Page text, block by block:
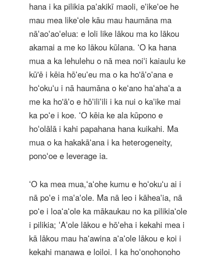
hana i ka pilikia paʻakikī maoli, eʻikeʻoe he
mau mea likeʻole kāu mau haumāna ma
nāʻaoʻaoʻelua: e loli like lākou ma ko lākou
akamai a me ko lākou kūlana. ʻO ka hana
mua a ka lehulehu o nā mea noiʻi kaiaulu ke
kū'ē i kēia hōʻeuʻeu ma o ka ho'āʻoʻana e
hoʻokuʻu i nā haumāna o keʻano haʻahaʻa a
me ka ho'āʻo e hōʻiliʻili i ka nui o kaʻike mai
ka poʻe i koe. ʻO kēia ke ala kūpono e
hoʻolālā i kahi papahana hana kuikahi. Ma
mua o ka hakakāʻana i ka heterogeneity,
ponoʻoe e leverage ia.
ʻO ka mea mua,ʻaʻohe kumu e hoʻokuʻu ai i
nā poʻe i maʻaʻole. Ma nā leo i kāheaʻia, nā
poʻe i loaʻaʻole ka mākaukau no ka pilikiaʻole
i pilikia; ʻAʻole lākou e hōʻeha i kekahi mea i
kā lākou mau haʻawina aʻaʻole lākou e koi i
kekahi manawa e loiloi. I ka hoʻonohonoho